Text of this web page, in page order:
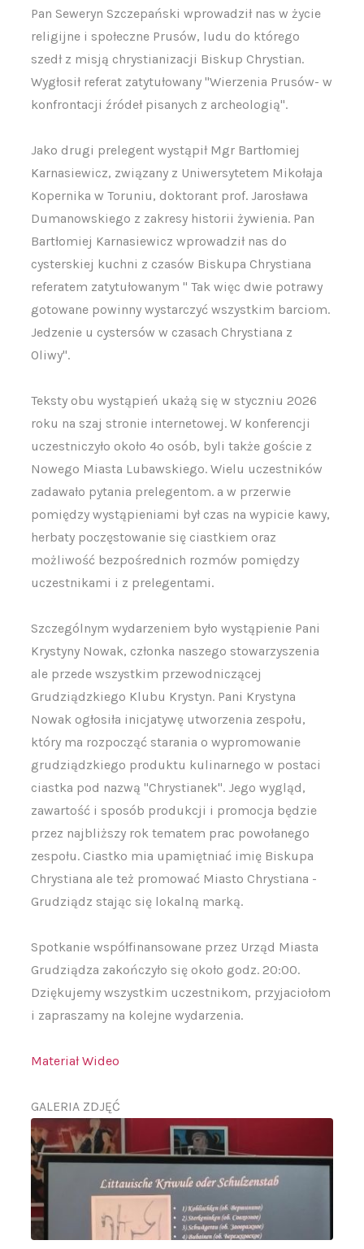
Pan Seweryn Szczepański wprowadził nas w życie
religijne i społeczne Prusów, ludu do którego
szedł z misją chrystianizacji Biskup Chrystian.
Wygłosił referat zatytułowany "Wierzenia Prusów- w
konfrontacji źródeł pisanych z archeologią".
Jako drugi prelegent wystąpił Mgr Bartłomiej
Karnasiewicz, związany z Uniwersytetem Mikołaja
Kopernika w Toruniu, doktorant prof. Jarosława
Dumanowskiego z zakresy historii żywienia. Pan
Bartłomiej Karnasiewicz wprowadził nas do
cysterskiej kuchni z czasów Biskupa Chrystiana
referatem zatytułowanym " Tak więc dwie potrawy
gotowane powinny wystarczyć wszystkim barciom.
Jedzenie u cystersów w czasach Chrystiana z
Oliwy".
Teksty obu wystąpień ukażą się w styczniu 2026
roku na szaj stronie internetowej. W konferencji
uczestniczyło około 4o osób, byli także goście z
Nowego Miasta Lubawskiego. Wielu uczestników
zadawało pytania prelegentom. a w przerwie
pomiędzy wystąpieniami był czas na wypicie kawy,
herbaty poczęstowanie się ciastkiem oraz
możliwość bezpośrednich rozmów pomiędzy
uczestnikami i z prelegentami.
Szczególnym wydarzeniem było wystąpienie Pani
Krystyny Nowak, członka naszego stowarzyszenia
ale przede wszystkim przewodniczącej
Grudziądzkiego Klubu Krystyn. Pani Krystyna
Nowak ogłosiła inicjatywę utworzenia zespołu,
który ma rozpocząć starania o wypromowanie
grudziądzkiego produktu kulinarnego w postaci
ciastka pod nazwą "Chrystianek". Jego wygląd,
zawartość i sposób produkcji i promocja będzie
przez najbliższy rok tematem prac powołanego
zespołu. Ciastko mia upamiętniać imię Biskupa
Chrystiana ale też promować Miasto Chrystiana -
Grudziądz stając się lokalną marką.
Spotkanie współfinansowane przez Urząd Miasta
Grudziądza zakończyło się około godz. 20:00.
Dziękujemy wszystkim uczestnikom, przyjaciołom
i zapraszamy na kolejne wydarzenia.
Materiał Wideo
GALERIA ZDJĘĆ